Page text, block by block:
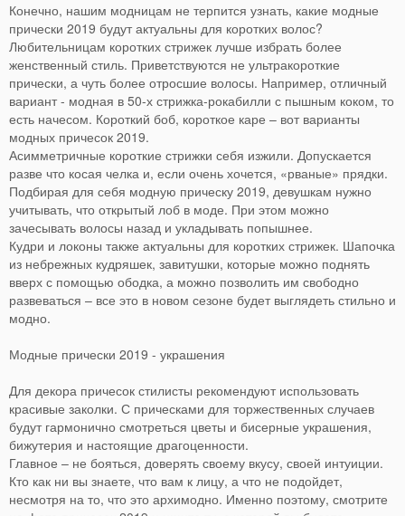
Конечно, нашим модницам не терпится узнать, какие модные
прически 2019 будут актуальны для коротких волос?
Любительницам коротких стрижек лучше избрать более
женственный стиль. Приветствуются не ультракороткие
прически, а чуть более отросшие волосы. Например, отличный
вариант - модная в 50-х стрижка-рокабилли с пышным коком, то
есть начесом. Короткий боб, короткое каре – вот варианты
модных причесок 2019.
Асимметричные короткие стрижки себя изжили. Допускается
разве что косая челка и, если очень хочется, «рваные» прядки.
Подбирая для себя модную прическу 2019, девушкам нужно
учитывать, что открытый лоб в моде. При этом можно
зачесывать волосы назад и укладывать попышнее.
Кудри и локоны также актуальны для коротких стрижек. Шапочка
из небрежных кудряшек, завитушки, которые можно поднять
вверх с помощью ободка, а можно позволить им свободно
развеваться – все это в новом сезоне будет выглядеть стильно и
модно.
Модные прически 2019 - украшения
Для декора причесок стилисты рекомендуют использовать
красивые заколки. С прическами для торжественных случаев
будут гармонично смотреться цветы и бисерные украшения,
бижутерия и настоящие драгоценности.
Главное – не бояться, доверять своему вкусу, своей интуиции.
Кто как ни вы знаете, что вам к лицу, а что не подойдет,
несмотря на то, что это архимодно. Именно поэтому, смотрите